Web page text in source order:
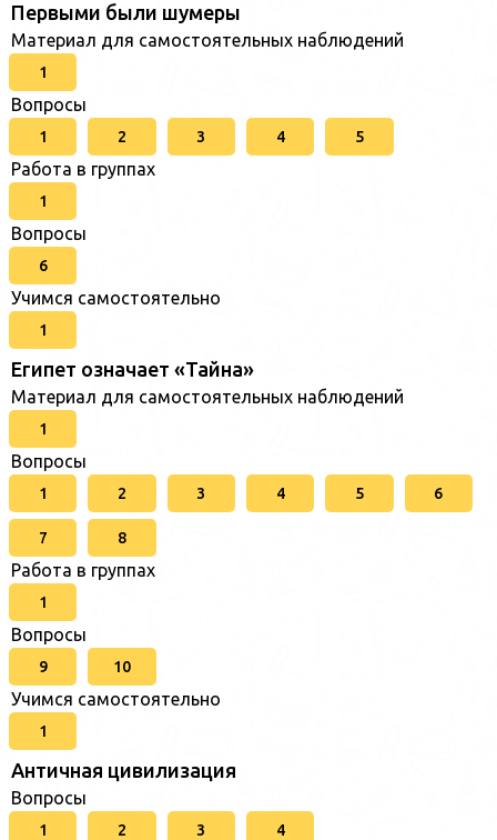
Первыми были шумеры
Материал для самостоятельных наблюдений
1
Вопросы
1 2 3 4 5
Работа в группах
1
Вопросы
6
Учимся самостоятельно
1
Египет означает «Тайна»
Материал для самостоятельных наблюдений
1
Вопросы
1 2 3 4 5 6
7 8
Работа в группах
1
Вопросы
9 10
Учимся самостоятельно
1
Античная цивилизация
Вопросы
1 2 3 4